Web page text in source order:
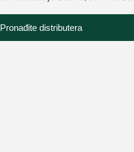
Pronađite distributera